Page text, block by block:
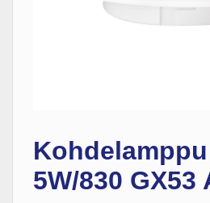
5W/830 GX53